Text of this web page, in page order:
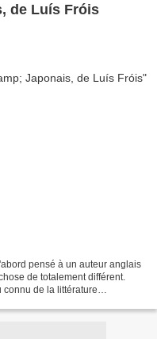
de Luís Fróis
pensé à un auteur anglais
de totalement différent.
connu de la littérature